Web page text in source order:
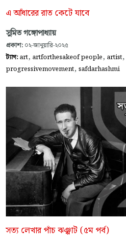
এ আঁধারের রাত কেটে যাবে
সুমিত গঙ্গোপাধ্যায়
প্রকাশ: ০২-জানুয়ারি-২০২৫
ট্যাগ:art, artforthesakeof people, artist,
progressivemovement, safdarhashmi
সত্য লেখার পাঁচ ঝঞ্ঝাট (৫ম পর্ব)